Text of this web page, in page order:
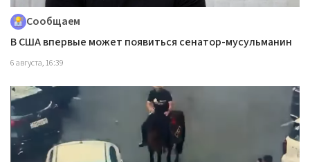
Сообщаем
В США впервые может появиться сенатор-мусульманин
6 августа, 16:39